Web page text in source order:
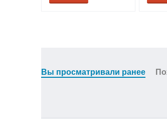
Вы просматривали ранее